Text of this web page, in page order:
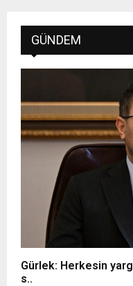
GÜNDEM
Gürlek: Herkesin
s..